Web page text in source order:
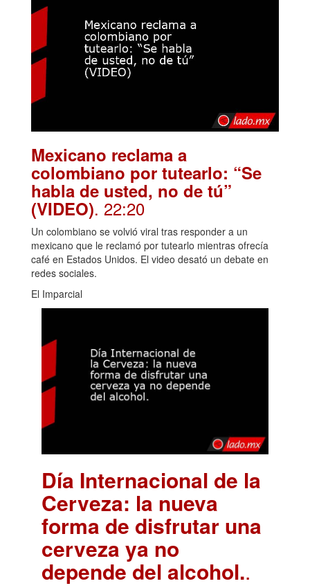
Mexicano reclama a
colombiano por tutearlo: “Se
habla de usted, no de tú”
(VIDEO). 22:20
Un colombiano se volvió viral tras responder a un
mexicano que le reclamó por tutearlo mientras ofrecía
café en Estados Unidos. El video desató un debate en
redes sociales.
El Imparcial
Día Internacional de la
Cerveza: la nueva
forma de disfrutar una
cerveza ya no
depende del alcohol..